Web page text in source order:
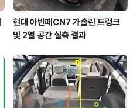
현대 아반떼CN7 가솔린 트렁크
및 2열 공간 실측 결과